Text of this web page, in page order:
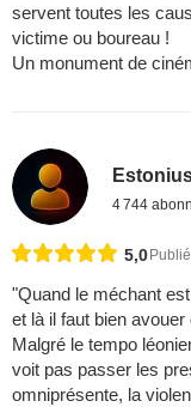
servent toutes les
victime ou boureau !
Un monument de
4 744
5,0
"Quand le méchant
et là il faut bien
Malgré le tempo
voit pas passer les
omniprésente, la